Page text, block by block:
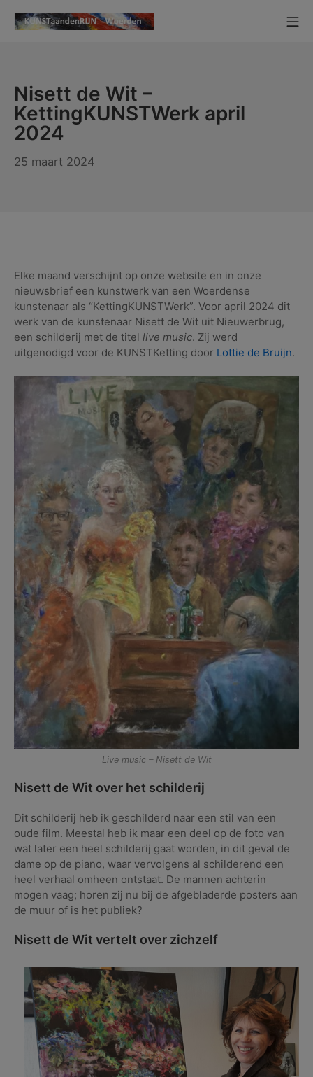
naar
Nisett de Wit –
KettingKUNSTWerk april
2024
25 maart 2024
Elke maand verschijnt op onze website en in onze
nieuwsbrief een kunstwerk van een Woerdense
kunstenaar als “KettingKUNSTWerk”. Voor april 2024 dit
werk van de kunstenaar Nisett de Wit uit Nieuwerbrug,
een schilderij met de titel live music. Zij werd
uitgenodigd voor de KUNSTKetting door Lottie de Bruijn.
Live music – Nisett de Wit
Nisett de Wit over het schilderij
Dit schilderij heb ik geschilderd naar een stil van een
oude film. Meestal heb ik maar een deel op de foto van
wat later een heel schilderij gaat worden, in dit geval de
dame op de piano, waar vervolgens al schilderend een
heel verhaal omheen ontstaat. De mannen achterin
mogen vaag; horen zij nu bij de afgebladerde posters aan
de muur of is het publiek?
Nisett de Wit vertelt over zichzelf